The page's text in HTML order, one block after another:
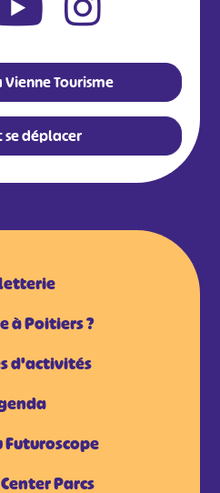
Tourisme
se déplacer
à Poitiers ?
d'activités
Futuroscope
Parcs